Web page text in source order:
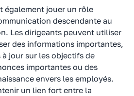
également jouer un rôle
descendante au
Les dirigeants peuvent utiliser
des informations importantes,
jour sur les objectifs de
importantes ou des
envers les employés.
un lien fort entre la